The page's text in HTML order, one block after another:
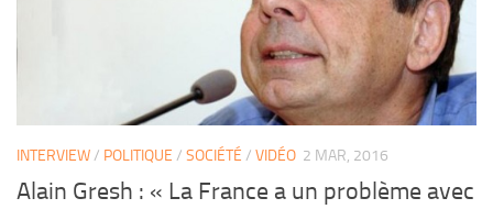
INTERVIEW/ POLITIQUE / SOCIÉTÉ / VIDÉO 2 MAR, 2016
Alain Gresh : « La France a un problème avec